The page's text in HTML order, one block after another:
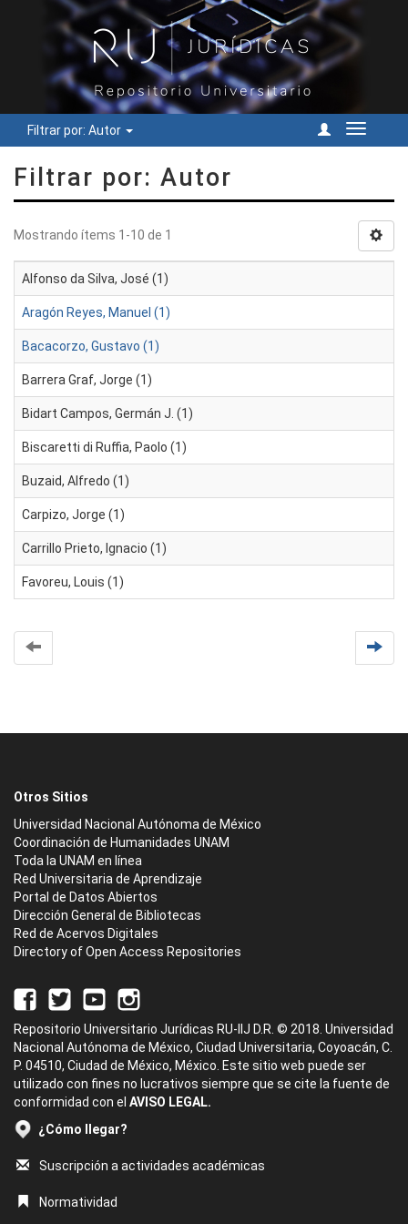
Filtrar por: Autor
Cambiar
Filtrar por: Autor
Mostrando ítems 1-10 de 1
Alfonso da Silva, José (1)
Aragón Reyes, Manuel (1)
Bacacorzo, Gustavo (1)
Barrera Graf, Jorge (1)
Bidart Campos, Germán J. (1)
Biscaretti di Ruffia, Paolo (1)
Buzaid, Alfredo (1)
Carpizo, Jorge (1)
Carrillo Prieto, Ignacio (1)
Favoreu, Louis (1)
Otros Sitios
Universidad Nacional Autónoma de México
Coordinación de Humanidades UNAM
Toda la UNAM en línea
Red Universitaria de Aprendizaje
Portal de Datos Abiertos
Dirección General de Bibliotecas
Red de Acervos Digitales
Directory of Open Access Repositories
Repositorio Universitario Jurídicas RU-IIJ D.R. © 2018. Universidad
Nacional Autónoma de México, Ciudad Universitaria, Coyoacán, C.
P. 04510, Ciudad de México, México. Este sitio web puede ser
utilizado con fines no lucrativos siempre que se cite la fuente de
conformidad con el AVISO LEGAL.
¿Cómo llegar?
Suscripción a actividades académicas
Normatividad